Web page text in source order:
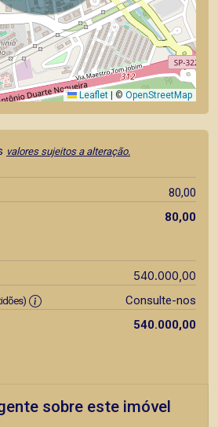
Leaflet © OpenStreetMap
valores sujeitos a alteração.
80,00
80,00
540.000,00
Consulte-nos
540.000,00
sobre este imóvel